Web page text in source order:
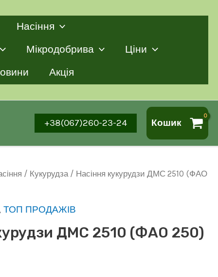
Насіння
Мікродобрива Ціни
Акція
+38(067)260-23-24 Кошик
/ Кукурудза/ Насіння кукурудзи ДМС 2510 (ФАО
ТОП ПРОДАЖІВ
ДМС 2510 (ФАО 250)